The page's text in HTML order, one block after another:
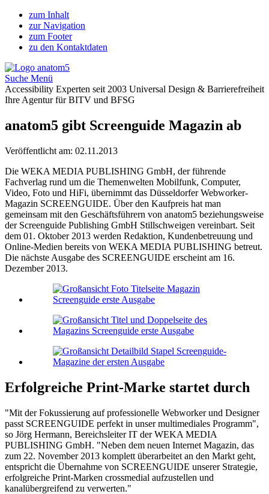
zum Inhalt
zur Navigation
zum Footer
zu den Kontaktdaten
Suche Menü
Accessibility Experten seit 2003 Universal Design & Barriere­freiheit
Ihre Agentur für BITV und BFSG
anatom5 gibt Screenguide Magazin ab
Veröffentlicht am: 02.11.2013
Die WEKA MEDIA PUBLISHING GmbH, der führende
Fachverlag rund um die Themenwelten Mobilfunk, Computer,
Video, Foto und HiFi, übernimmt das Düsseldorfer Webworker-
Magazin SCREENGUIDE. Über den Kaufpreis hat man
gemeinsam mit den Geschäftsführern von anatom5 beziehungsweise
der Screenguide Publishing GmbH Stillschweigen vereinbart. Seit
dem 01. Oktober 2013 werden Redaktion, Kundenbetreuung und
Online-Medien bereits von WEKA MEDIA PUBLISHING betreut.
Die nächste Ausgabe des SCREENGUIDE erscheint am 16.
Dezember 2013.
Erfolgreiche Print-Marke startet durch
"Mit der Fokussierung auf professionelle Webworker und Designer
passt SCREENGUIDE perfekt in unser multimediales Programm",
so Jörg Hermann, Bereichsleiter IT der WEKA MEDIA
PUBLISHING GmbH. "Neben dem neuen Internet Magazin, das
zum 22. November 2013 komplett überarbeitet an den Markt geht,
entspricht die Übernahme von SCREENGUIDE unserer Strategie,
erfolgreiche Print-Marken crossmedial aufzustellen und
kanalübergreifend zu verwerten."